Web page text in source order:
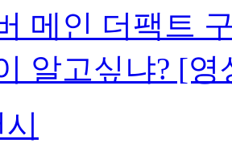
메인 더팩트
알고싶냐? [